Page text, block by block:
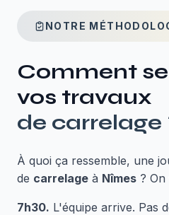
NOTRE
Comment
vos travaux
de carrelage
À quoi ça ressemble, une
de carrelage à Nîmes ?
7h30. L'équipe arrive. Pas